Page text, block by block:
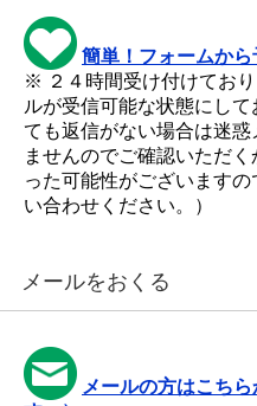
簡単！フォームか
※ ２４時間受け付けてお
ルが受信可能な状態にし
ても返信がない場合は迷
ませんのでご確認いただ
った可能性がございます
い合わせください。）
メールをおくる
メールの方はこち